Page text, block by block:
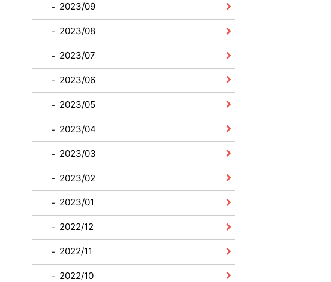
2023/09
2023/08
2023/07
2023/06
2023/05
2023/04
2023/03
2023/02
2023/01
2022/12
2022/11
2022/10